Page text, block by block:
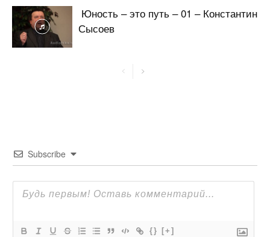
Юность – это путь – 01 – Константин
Сысоев
Subscribe
{} [+]